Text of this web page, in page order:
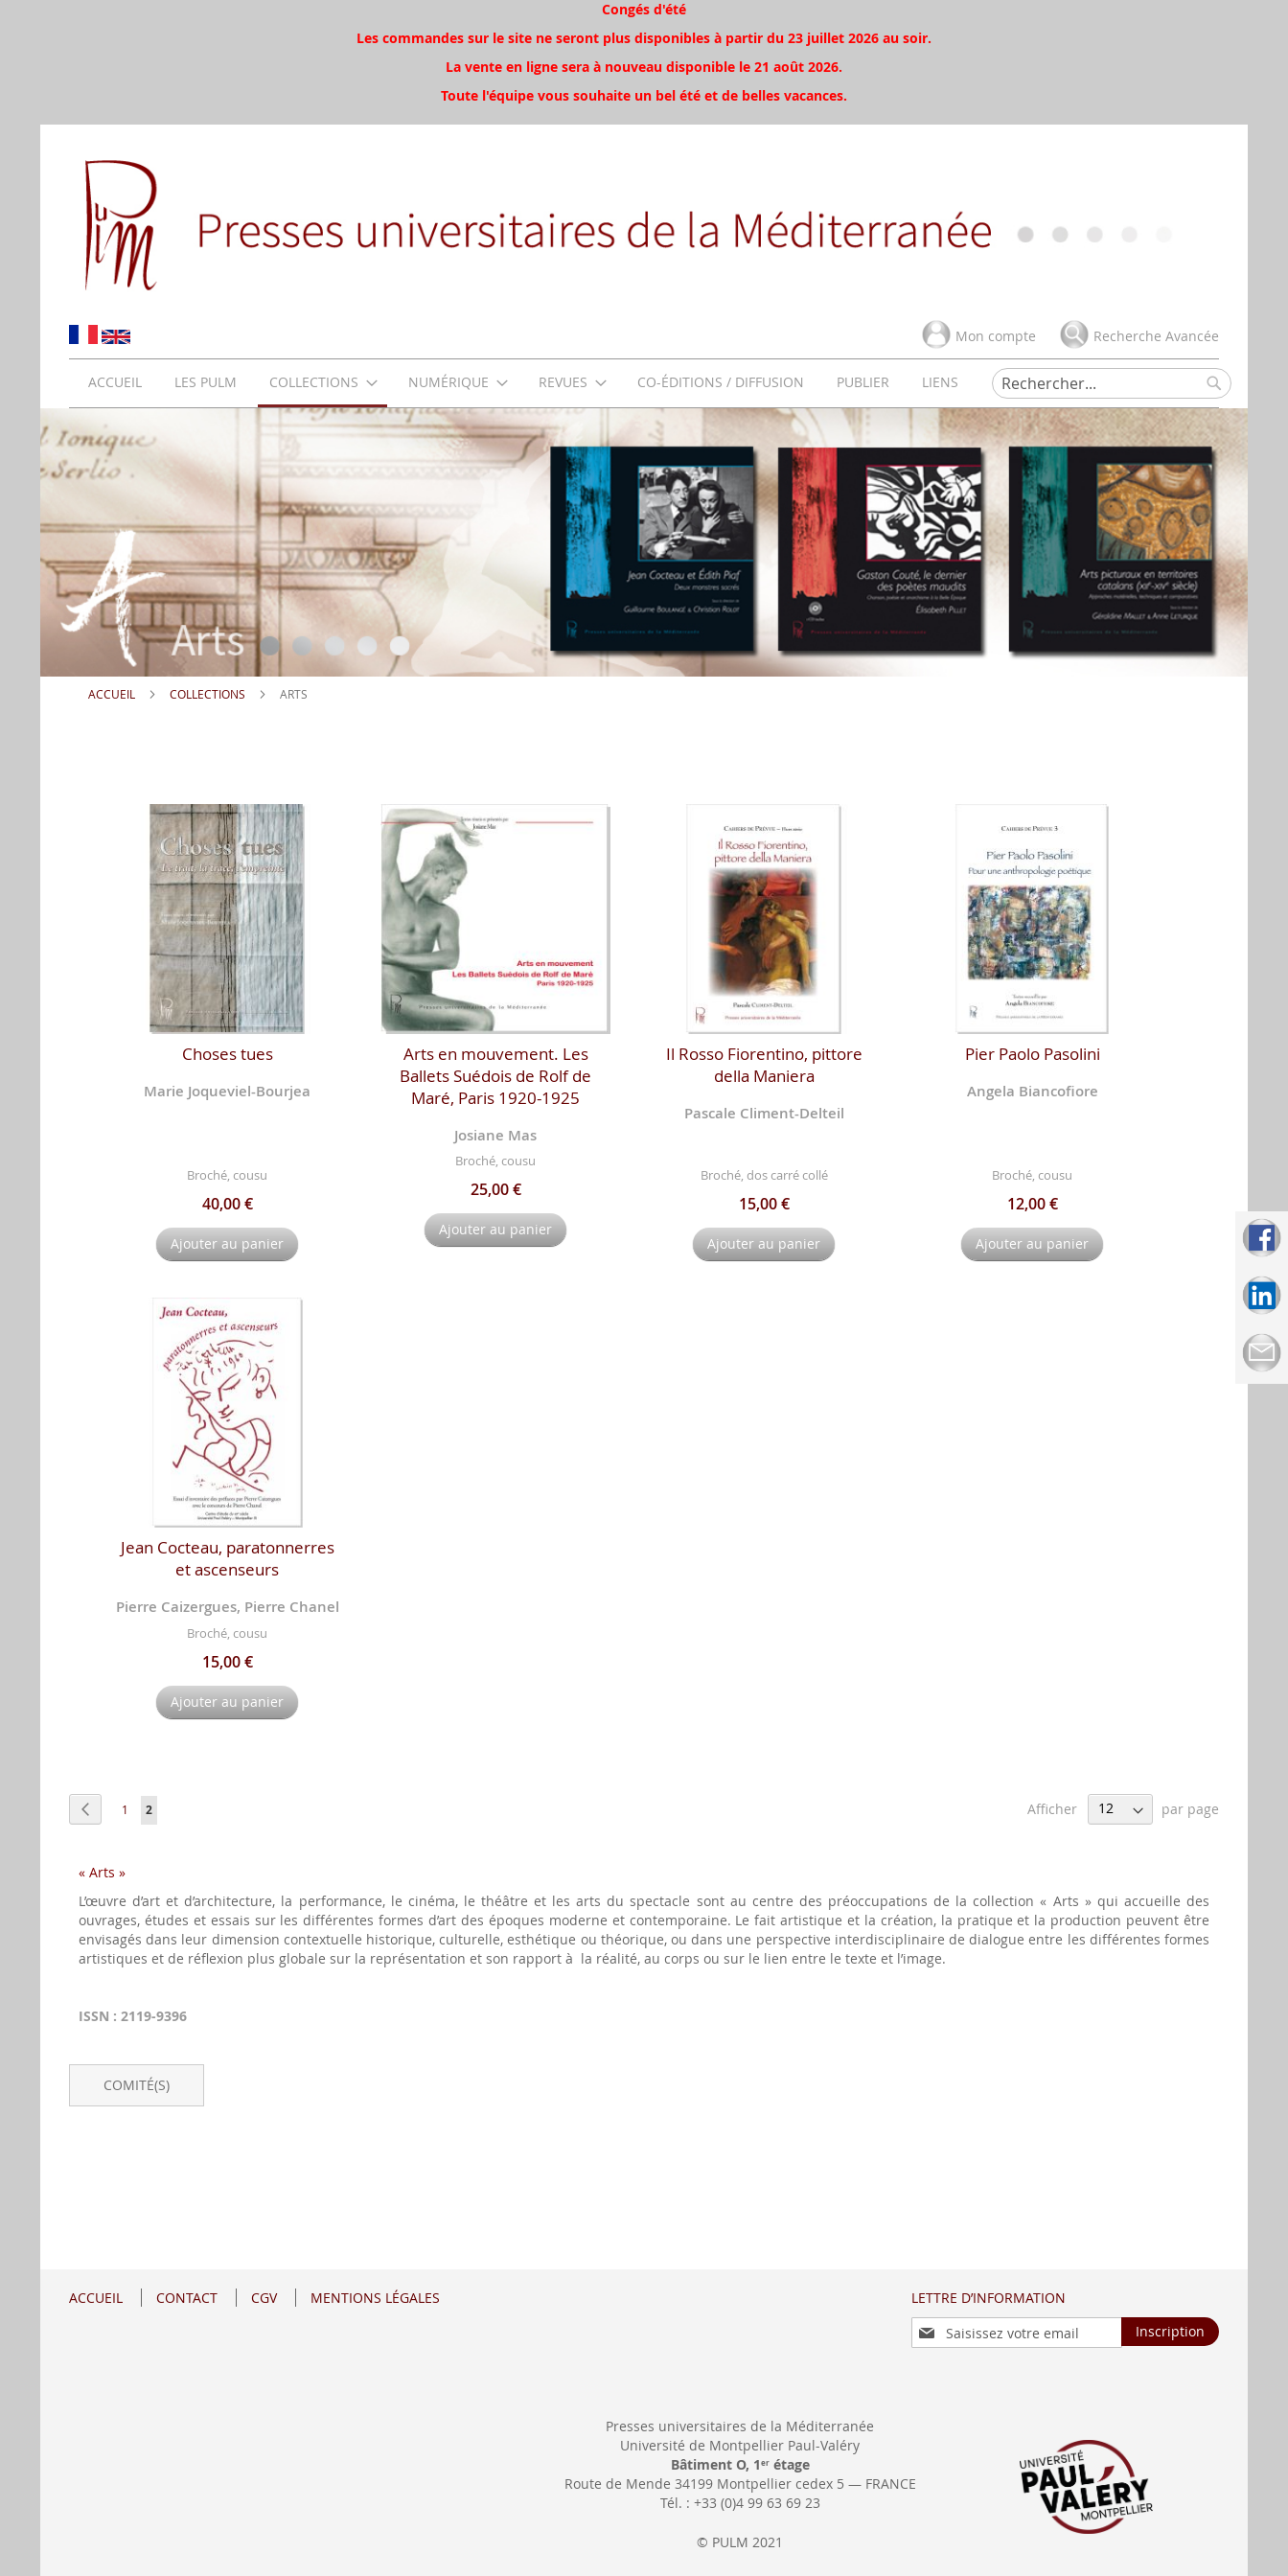
Congés d'été
Les commandes sur le site ne seront plus disponibles à partir du 23 juillet 2026 au soir.
La vente en ligne sera à nouveau disponible le 21 août 2026.
Toute l'équipe vous souhaite un bel été et de belles vacances.
Mon compte Recherche Avancée
ACCUEIL LES PULM COLLECTIONS NUMÉRIQUE REVUES CO-ÉDITIONS / DIFFUSION PUBLIER
LIENS
Rechercher
Rechercher
ACCUEIL COLLECTIONS ARTS
Choses tues
Marie Joqueviel-Bourjea
Broché, cousu
40,00 €
Ajouter au panier
Arts en mouvement. Les
Ballets Suédois de Rolf de
Maré, Paris 1920-1925
Josiane Mas
Broché, cousu
25,00 €
Ajouter au panier
Il Rosso Fiorentino, pittore
della Maniera
Pascale Climent-Delteil
Broché, dos carré collé
15,00 €
Ajouter au panier
Pier Paolo Pasolini
Angela Biancofiore
Broché, cousu
12,00 €
Ajouter au panier
Jean Cocteau, paratonnerres
et ascenseurs
Pierre Caizergues, Pierre Chanel
Broché, cousu
15,00 €
Ajouter au panier
Page Précédent
Page
1 Vous lisez actuellement la page
2 Afficher par page
« Arts »
L’œuvre d’art et d’architecture, la performance, le cinéma, le théâtre et les arts du spectacle sont au centre des préoccupations de la collection « Arts » qui accueille des
ouvrages, études et essais sur les différentes formes d’art des époques moderne et contemporaine. Le fait artistique et la création, la pratique et la production peuvent être
envisagés dans leur dimension contextuelle historique, culturelle, esthétique ou théorique, ou dans une perspective interdisciplinaire de dialogue entre les différentes formes
artistiques et de réflexion plus globale sur la représentation et son rapport à la réalité, au corps ou sur le lien entre le texte et l’image.
ISSN : 2119-9396
COMITÉ(S)
LETTRE D’INFORMATION
Inscription
à
Inscription
ACCUEIL CONTACT CGV MENTIONS LÉGALES
Presses universitaires de la Méditerranée
Université de Montpellier Paul-Valéry
Bâtiment O, 1 erétage
Route de Mende 34199 Montpellier cedex 5 — FRANCE
Tél. : +33 (0)4 99 63 69 23
© PULM 2021